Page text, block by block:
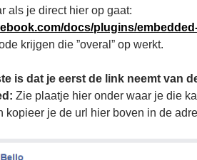
als je direct hier op gaat:
docs/plugins/
krijgen die ”overal” op werkt.
is dat je eerst de link neemt van
Zie plaatje hier onder waar je die
kopieer je de url hier boven in de